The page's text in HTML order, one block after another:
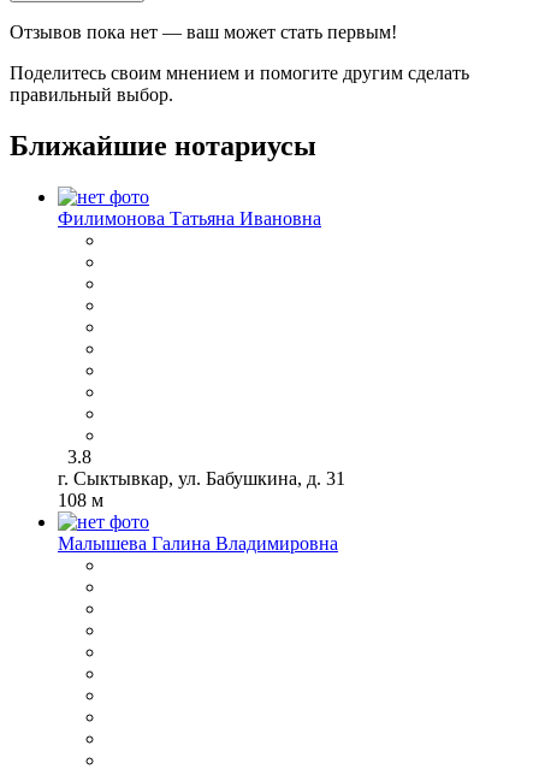
Отзывов пока нет — ваш может стать первым!
Поделитесь своим мнением и помогите другим сделать
правильный выбор.
Ближайшие нотариусы
Филимонова Татьяна Ивановна
3.8
г. Сыктывкар, ул. Бабушкина, д. 31
108 м
Малышева Галина Владимировна